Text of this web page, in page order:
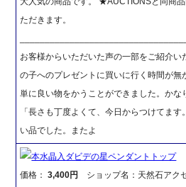
ただきます。
お客様からいただいた声の一部をご紹介い
の子へのプレゼントに買いに行く時
単に良い物をかうことができました。かな
「長さも丁度よくて、今日からつけてま
い品でした。またよ
本水晶入ダビデの星ペンダントトップ
価格：3,400円
ショップ名：天然石アク